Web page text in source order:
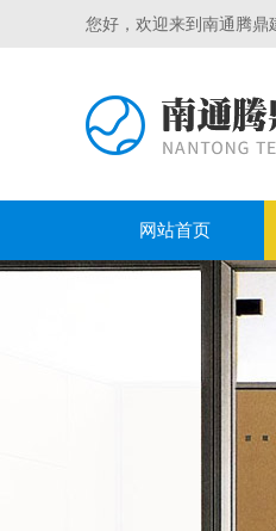
您好，欢迎来到南通腾鼎
网站首页